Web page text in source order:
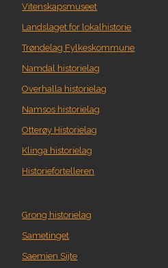
Vitenskapsmuseet
Landslaget for lokalhistorie
Trøndelag Fylkeskommune
Namdal historielag
Overhalla historielag
Namsos historielag
Otterøy Historielag
Klinga historielag
Historiefortelleren
Grong historielag
Sametinget
Saemien Sijte